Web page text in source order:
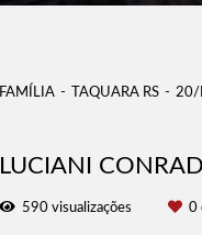
FAMÍLIA TAQUARA RS 20/
LUCIANI
590 visualizações 0